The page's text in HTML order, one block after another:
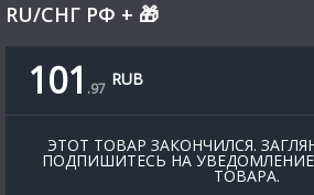
RU/СНГ РФ + 🎁
101 .97 RUB
ЭТОТ ТОВАР ЗАКОНЧИЛСЯ.
ПОДПИШИТЕСЬ НА
ТОВАРА.